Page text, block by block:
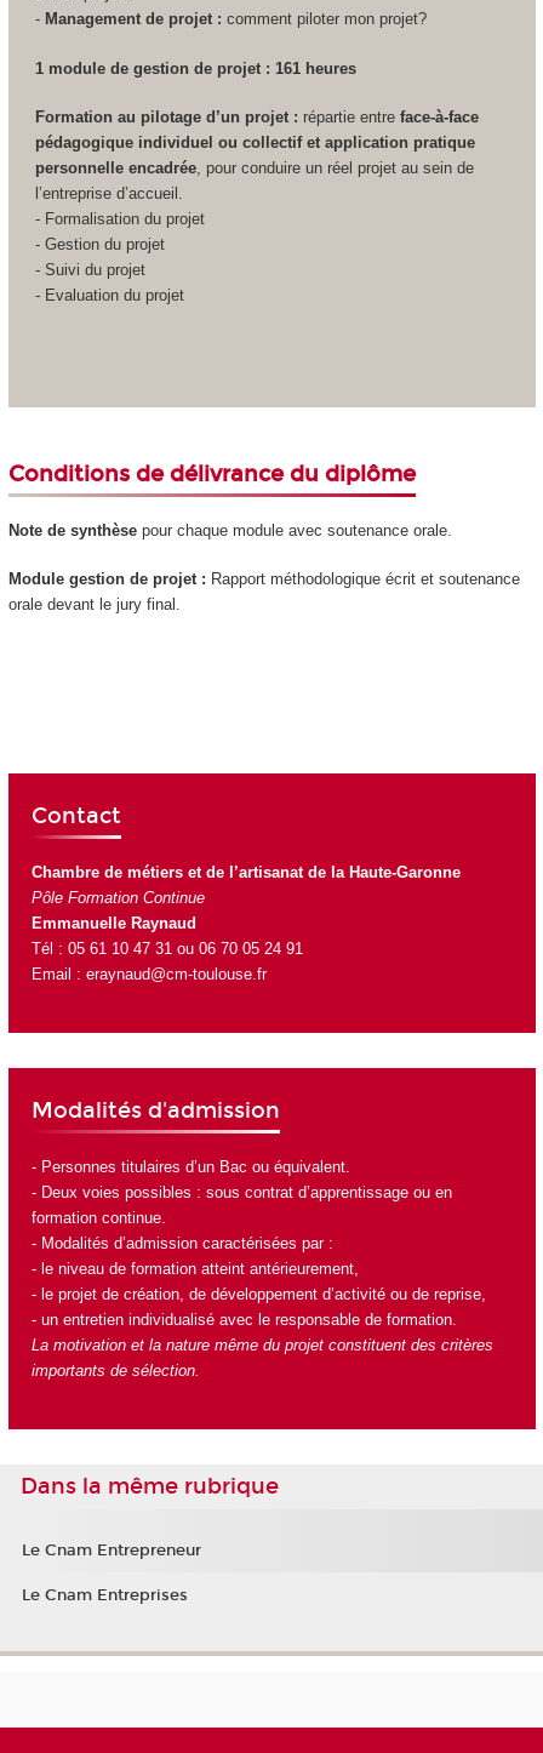
- Management de projet : comment piloter mon projet?
1 module de gestion de projet : 161 heures
Formation au pilotage d’un projet : répartie entreface-à-face
pédagogique individuel ou collectif et application pratique
personnelle encadrée, pour conduire un réel projet au sein de
l’entreprise d’accueil.
- Formalisation du projet
- Gestion du projet
- Suivi du projet
- Evaluation du projet
Conditions de délivrance du diplôme
Note de synthèse pour chaque module avec soutenance orale.
Module gestion de projet : Rapport méthodologique écrit et soutenance
orale devant le jury final.
Contact
Chambre de métiers et de l’artisanat de la Haute-Garonne
Pôle Formation Continue
Emmanuelle Raynaud
Tél : 05 61 10 47 31 ou 06 70 05 24 91
Email : eraynaud@cm-toulouse.fr
Modalités d'admission
- Personnes titulaires d’un Bac ou équivalent.
- Deux voies possibles : sous contrat d’apprentissage ou en
formation continue.
- Modalités d’admission caractérisées par :
- le niveau de formation atteint antérieurement,
- le projet de création, de développement d’activité ou de reprise,
- un entretien individualisé avec le responsable de formation.
La motivation et la nature même du projet constituent des critères
importants de sélection.
Dans la même rubrique
Le Cnam Entrepreneur
Le Cnam Entreprises